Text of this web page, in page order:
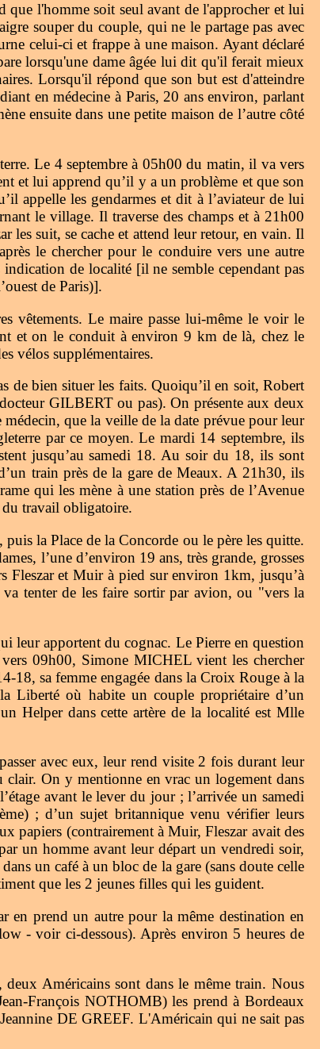
que l'homme soit seul avant de l'approcher et lui
souper du couple, qui ne le partage pas avec
celui-ci et frappe à une maison. Ayant déclaré
lorsqu'une dame âgée lui dit qu'il ferait mieux
Lorsqu'il répond que son but est d'atteindre
en médecine à Paris, 20 ans environ, parlant
ensuite dans une petite maison de l’autre côté
Le 4 septembre à 05h00 du matin, il va vers
et lui apprend qu’il y a un problème et que son
appelle les gendarmes et dit à l’aviateur de lui
le village. Il traverse des champs et à 21h00
les suit, se cache et attend leur retour, en vain. Il
le chercher pour le conduire vers une autre
de localité [il ne semble cependant pas
de Paris)].
vêtements. Le maire passe lui-même le voir le
et on le conduit à environ 9 km de là, chez le
vélos supplémentaires.
de bien situer les faits. Quoiqu’il en soit, Robert
GILBERT ou pas). On présente aux deux
que la veille de la date prévue pour leur
par ce moyen. Le mardi 14 septembre, ils
jusqu’au samedi 18. Au soir du 18, ils sont
train près de la gare de Meaux. A 21h30, ils
qui les mène à une station près de l’Avenue
du travail obligatoire.
la Place de la Concorde ou le père les quitte.
l’une d’environ 19 ans, très grande, grosses
Fleszar et Muir à pied sur environ 1km, jusqu’à
tenter de les faire sortir par avion, ou "vers la
leur apportent du cognac. Le Pierre en question
vers 09h00, Simone MICHEL vient les chercher
18, sa femme engagée dans la Croix Rouge à la
Liberté où habite un couple propriétaire d’un
Helper dans cette artère de la localité est Mlle
avec eux, leur rend visite 2 fois durant leur
clair. On y mentionne en vrac un logement dans
avant le lever du jour ; l’arrivée un samedi
; d’un sujet britannique venu vérifier leurs
papiers (contrairement à Muir, Fleszar avait des
un homme avant leur départ un vendredi soir,
un café à un bloc de la gare (sans doute celle
que les 2 jeunes filles qui les guident.
prend un autre pour la même destination en
- voir ci-dessous). Après environ 5 heures de
Américains sont dans le même train. Nous
François NOTHOMB) les prend à Bordeaux
DE GREEF. L'Américain qui ne sait pas